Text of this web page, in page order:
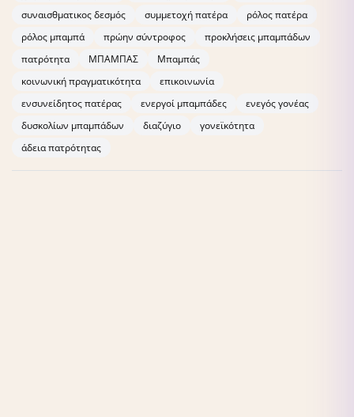
συναισθματικος δεσμός
συμμετοχή πατέρα
ρόλος πατέρα
ρόλος μπαμπά
πρώην σύντροφος
προκλήσεις μπαμπάδων
πατρότητα
ΜΠΑΜΠΑΣ
Μπαμπάς
κοινωνική πραγματικότητα
επικοινωνία
ενσυνείδητος πατέρας
ενεργοί μπαμπάδες
ενεγός γονέας
δυσκολίων μπαμπάδων
διαζύγιο
γονεϊκότητα
άδεια πατρότητας